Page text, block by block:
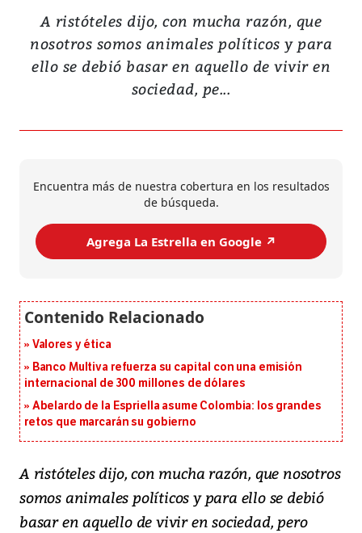
A ristóteles dijo, con mucha razón, que
nosotros somos animales políticos y para
ello se debió basar en aquello de vivir en
sociedad, pe...
Encuentra más de nuestra cobertura en los resultados
de búsqueda.
Agrega La Estrella en Google ↗️
Valores y ética
Banco Multiva refuerza su capital con una emisión
internacional de 300 millones de dólares
Abelardo de la Espriella asume Colombia: los grandes
retos que marcarán su gobierno
A ristóteles dijo, con mucha razón, que nosotros
somos animales políticos y para ello se debió
basar en aquello de vivir en sociedad, pero